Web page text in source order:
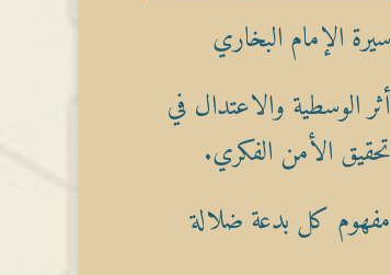
سيرة الإمام البخاري
أثر الوسطية والاعتدال في
تحقيق الأمن الفكري.
مفهوم كل بدعة ضلالة